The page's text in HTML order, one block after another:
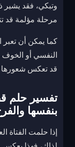
وتبكي، فقد يشير
مرحلة مؤلمة قد
كما يمكن أن
النفسي أو الخوف
قد تعكس
تفسير حلم
بنفسها
إذا حلمت الفتاة